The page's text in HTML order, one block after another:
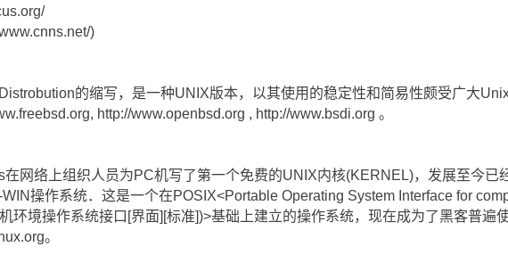
)
的缩写，是一种UNIX版本，以其使用的稳定性和简易性颇受广大Unix
http://www.openbsd.org , http://www.bsdi.org 。
在网络上组织人员为PC机写了第一个免费的UNIX内核(KERNEL)，发展至今已
WIN操作系统．这是一个在POSIX<Portable Operating System Interface for
环境操作系统接口[界面][标准])>基础上建立的操作系统，现在成为了黑客普遍
。